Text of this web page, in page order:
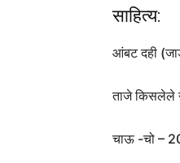
साहित्य:
आंबट दही
ताजे किसलेले
चाऊ -चो –